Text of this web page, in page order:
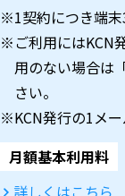
※1契約につき端末
※ご利用にはKCN
用のない場合は
さい。
※KCN発行の1メー
月額基本利用料
詳しくはこちら